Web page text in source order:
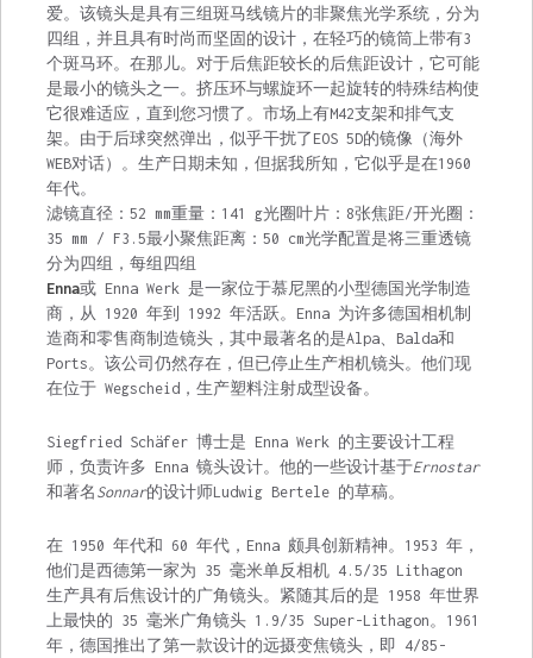
爱。该镜头是具有三组斑马线镜片的非聚焦光学系统，分为
四组，并且具有时尚而坚固的设计，在轻巧的镜筒上带有3
个斑马环。在那儿。对于后焦距较长的后焦距设计，它可能
是最小的镜头之一。挤压环与螺旋环一起旋转的特殊结构使
它很难适应，直到您习惯了。市场上有M42支架和排气支
架。由于后球突然弹出，似乎干扰了EOS 5D的镜像（海外
WEB对话）。生产日期未知，但据我所知，它似乎是在1960
年代。
滤镜直径：52 mm重量：141 g光圈叶片：8张焦距/开光圈：
35 mm / F3.5最小聚焦距离：50 cm光学配置是将三重透镜
分为四组，每组四组
Enna或 Enna Werk 是一家位于慕尼黑的小型德国光学制造
商，从 1920 年到 1992 年活跃。Enna 为许多德国相机制
造商和零售商制造镜头，其中最著名的是Alpa、 Balda和
Ports。该公司仍然存在，但已停止生产相机镜头。他们现
在位于 Wegscheid，生产塑料注射成型设备。
Siegfried Schäfer 博士是 Enna Werk 的主要设计工程
师，负责许多 Enna 镜头设计。他的一些设计基于Ernostar
和著名 Sonnar的设计师LudwigBertele 的草稿。
在 1950 年代和 60 年代，Enna 颇具创新精神。1953 年，
他们是西德第一家为 35 毫米单反相机 4.5/35 Lithagon
生产具有后焦设计的广角镜头。紧随其后的是 1958 年世界
上最快的 35 毫米广角镜头 1.9/35 Super-Lithagon。1961
年，德国推出了第一款设计的远摄变焦镜头，即 4/85-